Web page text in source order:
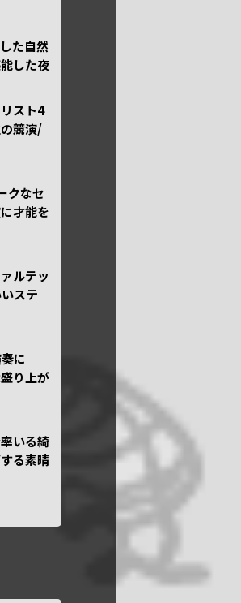
た自然
した夜
スト4
競演/
クなセ
才能を
ルテッ
ステ
に
り上が
いる綺
る素晴